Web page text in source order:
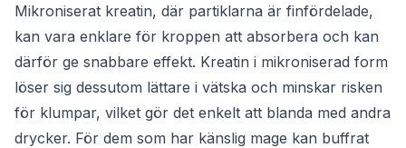
Mikroniserat kreatin, där partiklarna är finfördelade,
kan vara enklare för kroppen att absorbera och kan
därför ge snabbare effekt. Kreatin i mikroniserad form
löser sig dessutom lättare i vätska och minskar risken
för klumpar, vilket gör det enkelt att blanda med andra
drycker. För dem som har känslig mage kan buffrat